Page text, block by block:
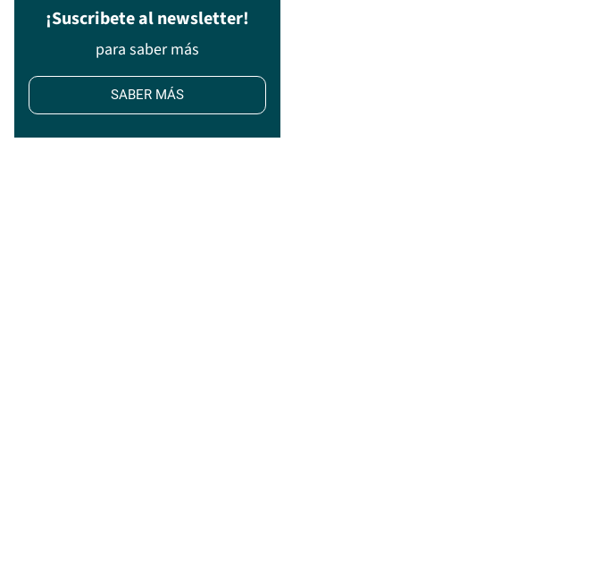
¡Suscribete al newsletter!
para saber más
SABER MÁS